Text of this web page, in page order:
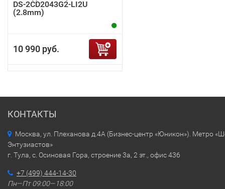
DS-2CD2043G2-LI2U
(2.8mm)
10 990 руб.
КОНТАКТЫ
Москва, ул. Плеханова д.4А (Бизнес-центр «Юникон»). Метро
Энтузиастов»
г. Тула, с. Осиновая Гора, строение 3а, 2 эт., офис 436
+7 (499) 444-14-30
Пн—Пт 09:00—18:00